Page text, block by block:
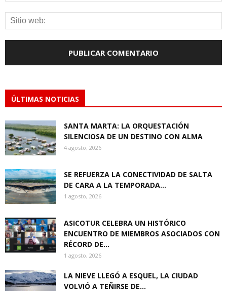
ÚLTIMAS NOTICIAS
SANTA MARTA: LA ORQUESTACIÓN
SILENCIOSA DE UN DESTINO CON ALMA
4 agosto, 2026
SE REFUERZA LA CONECTIVIDAD DE SALTA
DE CARA A LA TEMPORADA...
1 agosto, 2026
ASICOTUR CELEBRA UN HISTÓRICO
ENCUENTRO DE MIEMBROS ASOCIADOS CON
RÉCORD DE...
1 agosto, 2026
LA NIEVE LLEGÓ A ESQUEL, LA CIUDAD
VOLVIÓ A TEÑIRSE DE...